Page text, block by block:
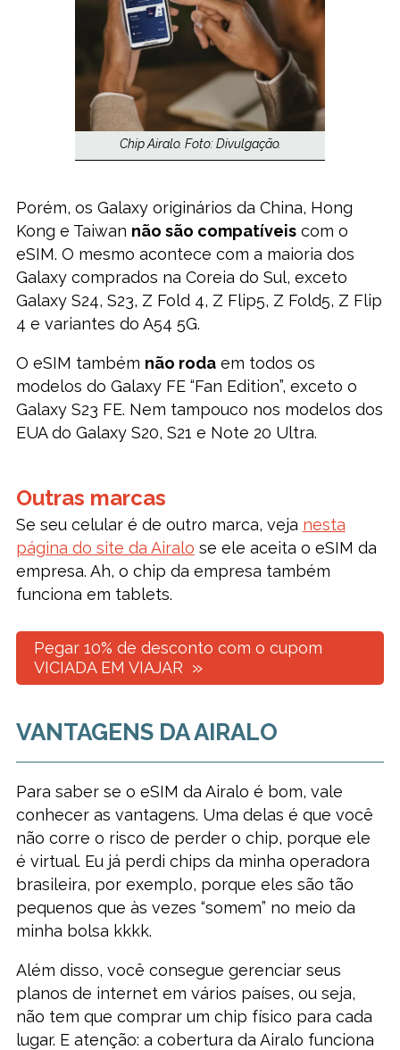
Chip Airalo. Foto: Divulgação.
Porém, os Galaxy originários da China, Hong
Kong e Taiwan não são compatíveiscom o
eSIM. O mesmo acontece com a maioria dos
Galaxy comprados na Coreia do Sul, exceto
Galaxy S24, S23, Z Fold 4, Z Flip5, Z Fold5, Z Flip
4 e variantes do A54 5G.
O eSIM também não rodaem todos os
modelos do Galaxy FE “Fan Edition”, exceto o
Galaxy S23 FE. Nem tampouco nos modelos dos
EUA do Galaxy S20, S21 e Note 20 Ultra.
Outras marcas
Se seu celular é de outro marca, veja nesta
página do site da Airalo se ele aceita o eSIM da
empresa. Ah, o chip da empresa também
funciona em tablets.
Pegar 10% de desconto com o cupom
VICIADA EM VIAJAR
VANTAGENS DA AIRALO
Para saber se o eSIM da Airalo é bom, vale
conhecer as vantagens. Uma delas é que você
não corre o risco de perder o chip, porque ele
é virtual. Eu já perdi chips da minha operadora
brasileira, por exemplo, porque eles são tão
pequenos que às vezes “somem” no meio da
minha bolsa kkkk.
Além disso, você consegue gerenciar seus
planos de internet em vários países, ou seja,
não tem que comprar um chip físico para cada
lugar. E atenção: a cobertura da Airalo funciona